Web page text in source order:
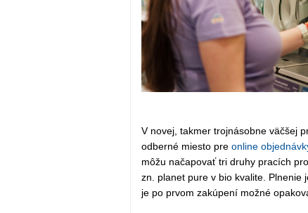
V novej, takmer trojnásobne väčšej
odberné miesto pre online
môžu načapovať tri druhy pracích
zn. planet pure v bio kvalite. Plnenie
je po prvom zakúpení možné